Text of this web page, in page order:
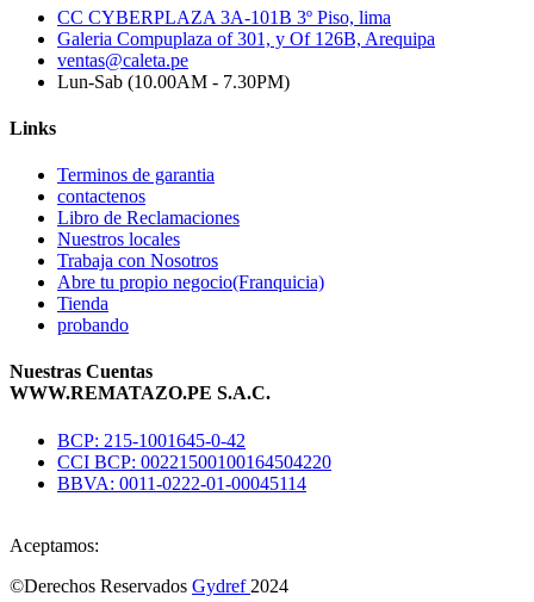
CC CYBERPLAZA 3A-101B 3º Piso, lima
Galeria Compuplaza of 301, y Of 126B, Arequipa
ventas@caleta.pe
Lun-Sab (10.00AM - 7.30PM)
Links
Terminos de garantia
contactenos
Libro de Reclamaciones
Nuestros locales
Trabaja con Nosotros
Abre tu propio negocio(Franquicia)
Tienda
probando
Nuestras Cuentas
WWW.REMATAZO.PE S.A.C.
BCP: 215-1001645-0-42
CCI BCP: 00221500100164504220
BBVA: 0011-0222-01-00045114
Aceptamos:
©Derechos Reservados Gydref 2024